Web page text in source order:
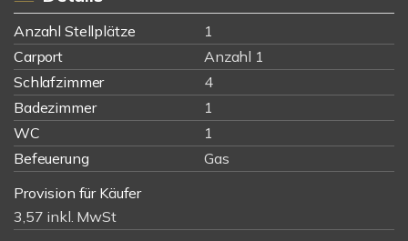
Anzahl Stellplätze
1
Carport
Anzahl 1
Schlafzimmer
4
Badezimmer
1
WC
1
Befeuerung
Gas
Provision für Käufer
3,57 inkl. MwSt